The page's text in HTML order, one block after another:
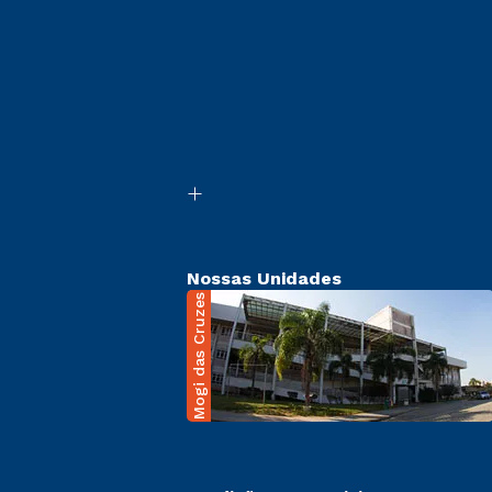
Nossas Unidades
Mogi das Cruzes